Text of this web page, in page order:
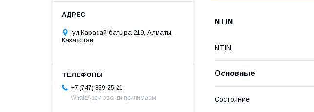
NTIN
NTIN
Основные
Состояние
ул.Карасай батыра 219, Алматы,
Казахстан
+7 (747) 839-25-21
WhatsApp и звонки принимаем